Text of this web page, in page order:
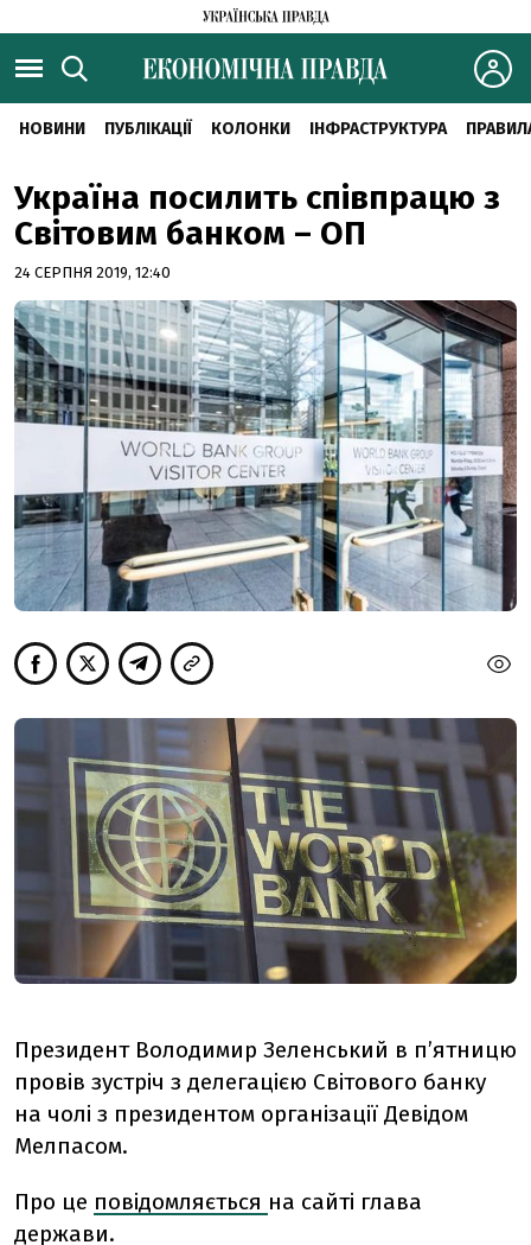
НОВИНИ ПУБЛІКАЦІЇ КОЛОНКИ ІНФРАСТРУКТУРА
Україна посилить співпрацю з
Світовим банком – ОП
24 СЕРПНЯ 2019, 12:40
Президент Володимир Зеленський в п’ятницю
провів зустріч з делегацією Світового банку
на чолі з президентом організації Девідом
Мелпасом.
Про це повідомляється на сайті глава
держави.